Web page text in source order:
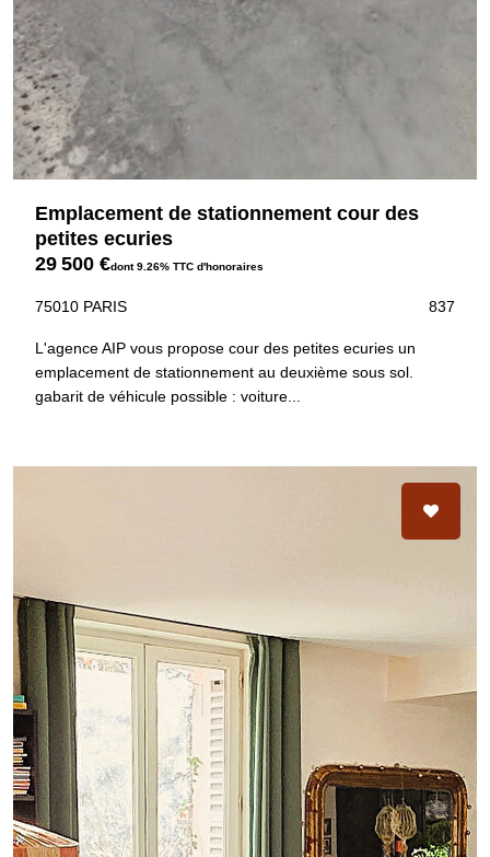
Emplacement de stationnement cour des
petites ecuries
29 500 €dont 9.26% TTC d'honoraires
75010 PARIS 837
L'agence AIP vous propose cour des petites ecuries un
emplacement de stationnement au deuxième sous sol.
gabarit de véhicule possible : voiture...